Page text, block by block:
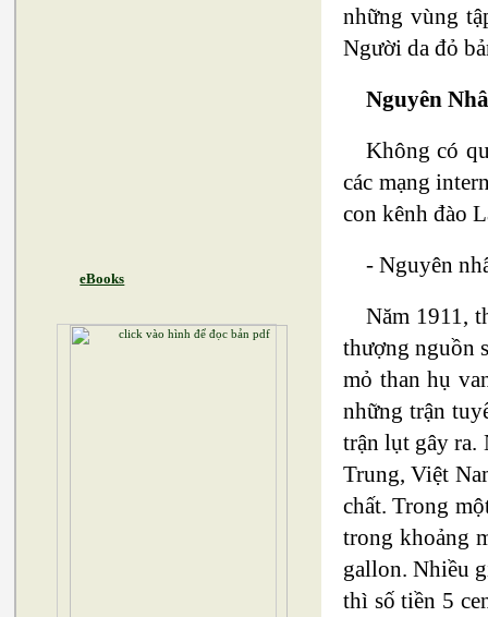
eBooks
những vùng
Người da đỏ
Nguyên
Không có
các mạng
con kênh đào
- Nguyên
Năm 1911,
thượng nguồn
mỏ than hụ
những trận
trận lụt gây ra.
Trung, Việt
chất. Trong
trong khoảng
gallon. Nhiều
thì số tiền 5